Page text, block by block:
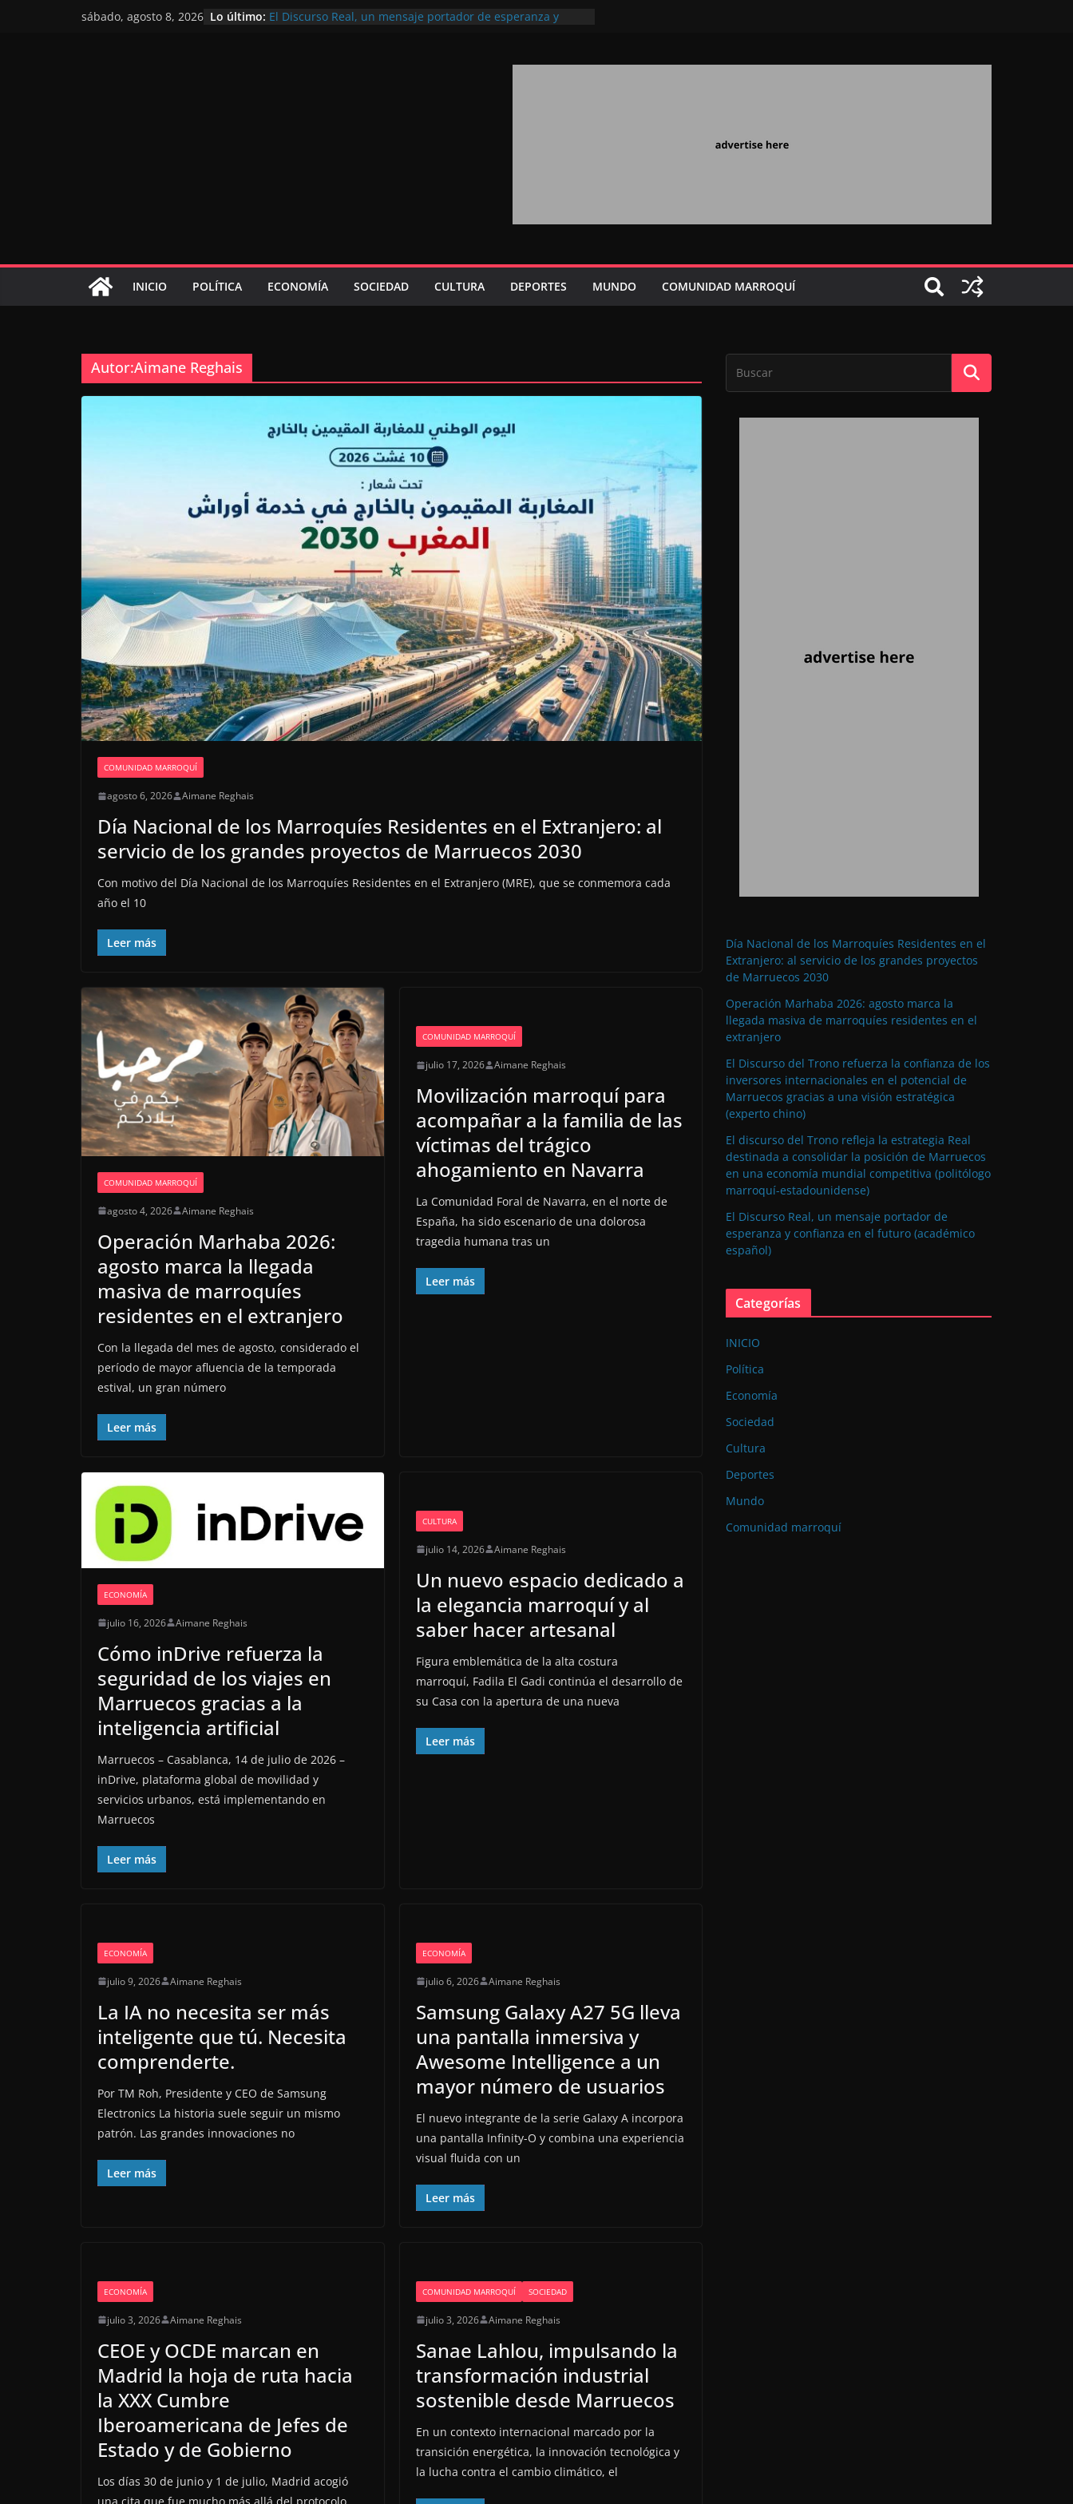
sábado, agosto 8, 2026 Lo último: El Discurso Real, un mensaje portador de esperanza y
Extranjero: al servicio de los grandes proyectos de
INICIO POLÍTICA ECONOMÍA SOCIEDAD CULTURA DEPORTES MUNDO COMUNIDAD MARROQUÍ
Autor:Aimane Reghais
COMUNIDAD MARROQUÍ
agosto 6, 2026 Aimane Reghais
Día Nacional de los Marroquíes Residentes en el Extranjero: al
servicio de los grandes proyectos de Marruecos 2030
Con motivo del Día Nacional de los Marroquíes Residentes en el Extranjero (MRE), que se conmemora cada
año el 10
Leer más
COMUNIDAD MARROQUÍ
agosto 4, 2026 Aimane Reghais
Operación Marhaba 2026:
agosto marca la llegada
masiva de marroquíes
residentes en el extranjero
Con la llegada del mes de agosto, considerado el
período de mayor afluencia de la temporada
estival, un gran número
Leer más
COMUNIDAD MARROQUÍ
julio 17, 2026 Aimane Reghais
Movilización marroquí para
acompañar a la familia de las
víctimas del trágico
ahogamiento en Navarra
La Comunidad Foral de Navarra, en el norte de
España, ha sido escenario de una dolorosa
tragedia humana tras un
Leer más
ECONOMÍA
julio 16, 2026 Aimane Reghais
Cómo inDrive refuerza la
seguridad de los viajes en
Marruecos gracias a la
inteligencia artificial
Marruecos – Casablanca, 14 de julio de 2026 –
inDrive, plataforma global de movilidad y
servicios urbanos, está implementando en
Marruecos
Leer más
CULTURA
julio 14, 2026 Aimane Reghais
Un nuevo espacio dedicado a
la elegancia marroquí y al
saber hacer artesanal
Figura emblemática de la alta costura
marroquí, Fadila El Gadi continúa el desarrollo de
su Casa con la apertura de una nueva
Leer más
ECONOMÍA
julio 9, 2026 Aimane Reghais
La IA no necesita ser más
inteligente que tú. Necesita
comprenderte.
Por TM Roh, Presidente y CEO de Samsung
Electronics La historia suele seguir un mismo
patrón. Las grandes innovaciones no
Leer más
ECONOMÍA
julio 6, 2026 Aimane Reghais
Samsung Galaxy A27 5G lleva
una pantalla inmersiva y
Awesome Intelligence a un
mayor número de usuarios
El nuevo integrante de la serie Galaxy A incorpora
una pantalla Infinity-O y combina una experiencia
visual fluida con un
Leer más
ECONOMÍA
julio 3, 2026 Aimane Reghais
CEOE y OCDE marcan en
Madrid la hoja de ruta hacia
la XXX Cumbre
Iberoamericana de Jefes de
Estado y de Gobierno
Los días 30 de junio y 1 de julio, Madrid acogió
COMUNIDAD MARROQUÍ SOCIEDAD
julio 3, 2026 Aimane Reghais
Sanae Lahlou, impulsando la
transformación industrial
sostenible desde Marruecos
En un contexto internacional marcado por la
transición energética, la innovación tecnológica y
la lucha contra el cambio climático, el
Día Nacional de los Marroquíes Residentes en el
Extranjero: al servicio de los grandes proyectos
de Marruecos 2030
Operación Marhaba 2026: agosto marca la
llegada masiva de marroquíes residentes en el
extranjero
El Discurso del Trono refuerza la confianza de los
inversores internacionales en el potencial de
Marruecos gracias a una visión estratégica
(experto chino)
El discurso del Trono refleja la estrategia Real
destinada a consolidar la posición de Marruecos
en una economía mundial competitiva (politólogo
marroquí-estadounidense)
El Discurso Real, un mensaje portador de
esperanza y confianza en el futuro (académico
español)
Categorías
INICIO
Política
Economía
Sociedad
Cultura
Deportes
Mundo
Comunidad marroquí